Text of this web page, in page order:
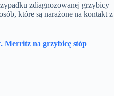
zdiagnozowanej grzybicy
które są narażone na kontakt z
Merritz na grzybicę stóp